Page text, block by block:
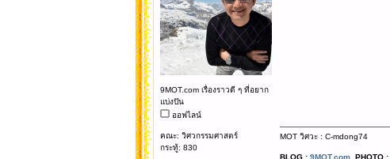
9MOT.com เรื่องราวดี ๆ ที่อยาก
แบ่งปัน
ออฟไลน์
คณะ: วิศวกรรมศาสตร์
กระทู้: 830
MOT วิศวะ : C-mdong74
BLOG : 9MOT.comPHOTO :